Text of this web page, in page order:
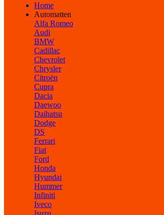
Home
Automatten
Alfa Romeo
Audi
BMW
Cadillac
Chevrolet
Chrysler
Citroën
Cupra
Dacia
Daewoo
Daihatsu
Dodge
DS
Ferrari
Fiat
Ford
Honda
Hyundai
Hummer
Infiniti
Iveco
Isuzu